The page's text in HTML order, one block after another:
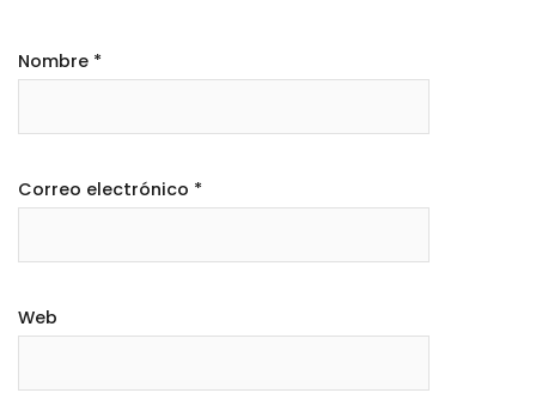
Nombre *
Correo electrónico *
Web